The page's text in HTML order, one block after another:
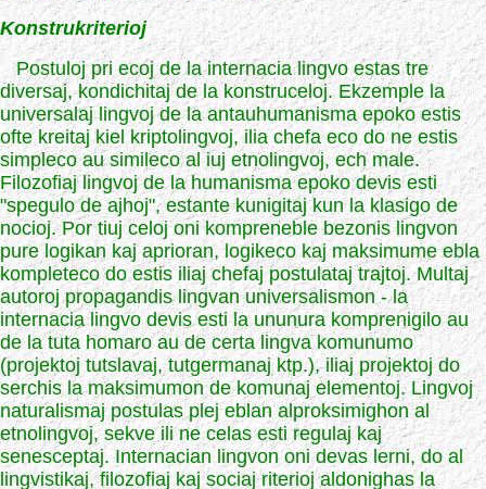
Konstrukriterioj
Postuloj pri ecoj de la internacia lingvo estas tre
diversaj, kondichitaj de la konstruceloj. Ekzemple la
universalaj lingvoj de la antauhumanisma epoko estis
ofte kreitaj kiel kriptolingvoj, ilia chefa eco do ne estis
simpleco au simileco al iuj etnolingvoj, ech male.
Filozofiaj lingvoj de la humanisma epoko devis esti
"spegulo de ajhoj", estante kunigitaj kun la klasigo de
nocioj. Por tiuj celoj oni kompreneble bezonis lingvon
pure logikan kaj aprioran, logikeco kaj maksimume ebla
kompleteco do estis iliaj chefaj postulataj trajtoj. Multaj
autoroj propagandis lingvan universalismon - la
internacia lingvo devis esti la ununura komprenigilo au
de la tuta homaro au de certa lingva komunumo
(projektoj tutslavaj, tutgermanaj ktp.), iliaj projektoj do
serchis la maksimumon de komunaj elementoj. Lingvoj
naturalismaj postulas plej eblan alproksimighon al
etnolingvoj, sekve ili ne celas esti regulaj kaj
senesceptaj. Internacian lingvon oni devas lerni, do al
lingvistikaj, filozofiaj kaj sociaj riterioj aldonighas la